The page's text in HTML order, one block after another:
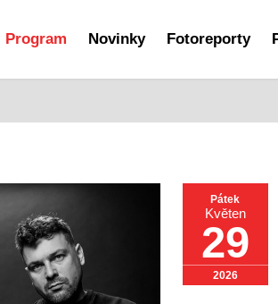
Program Novinky Fotoreporty
Pátek
Květen
29
2026